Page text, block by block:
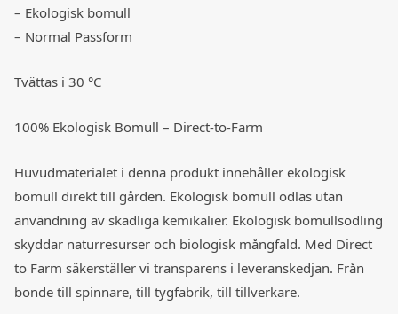
– Ekologisk bomull
– Normal Passform
Tvättas i 30 °C
100% Ekologisk Bomull – Direct-to-Farm
Huvudmaterialet i denna produkt innehåller ekologisk
bomull direkt till gården. Ekologisk bomull odlas utan
användning av skadliga kemikalier. Ekologisk bomullsodling
skyddar naturresurser och biologisk mångfald. Med Direct
to Farm säkerställer vi transparens i leveranskedjan. Från
bonde till spinnare, till tygfabrik, till tillverkare.